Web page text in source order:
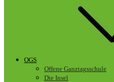
OGS
Offene Ganztagsschule
Die Insel